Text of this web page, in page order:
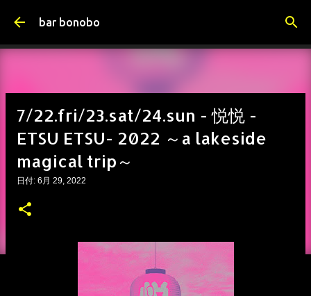
スキップしてメイン コンテンツに移動
bar bonobo
7/22.fri/23.sat/24.sun - 悦悦 -
ETSU ETSU- 2022 ～a lakeside
magical trip～
日付: 6月 29, 2022